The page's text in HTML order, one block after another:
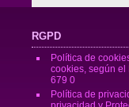
RGPD
Política de
cookies, según el
679 0
Política de